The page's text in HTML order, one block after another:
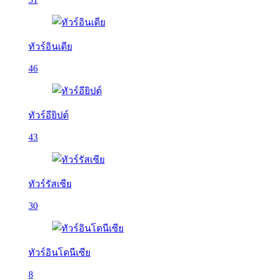
ทัวร์อินเดีย
46
ทัวร์อียิปต์
43
ทัวร์รัสเซีย
30
ทัวร์อินโดนีเซีย
8